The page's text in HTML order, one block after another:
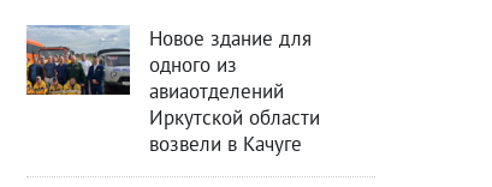
Новое здание для
одного из
авиаотделений
Иркутской области
возвели в Качуге